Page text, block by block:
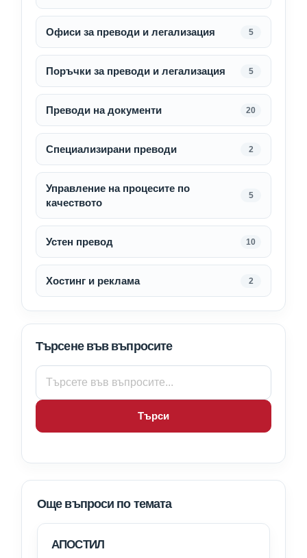
Офиси за преводи и легализация 5
Поръчки за преводи и легализация 5
Преводи на документи 20
Специализирани преводи 2
Управление на процесите по
качеството
5
Устен превод 10
Хостинг и реклама 2
Търсене във въпросите
Търси
Още въпроси по темата
АПОСТИЛ